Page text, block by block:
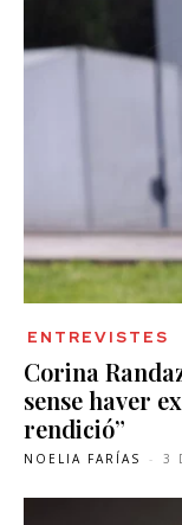
ENTREVISTES
Corina
sense haver
rendició”
NOELIA FARÍAS - 3